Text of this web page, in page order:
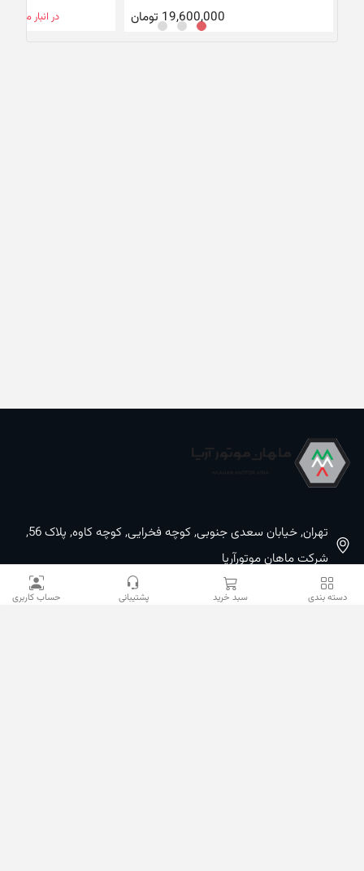
دسته بندی سبد خرید پشتیبانی حساب کاربری
19,600,000 تومان در انبار
تهران, خیابان سعدی جنوبی, کوچه فخرایی, کوچه کاوه, پلاک 56,
شرکت ماهان موتورآریا
09100533887 / 02133933400